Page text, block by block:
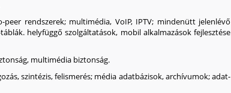
peer rendszerek; multimédia, VoIP, IPTV; mindenütt jelenlévő
helyfüggő szolgáltatások, mobil alkalmazások fejlesztése
multimédia biztonság.
szintézis, felismerés; média adatbázisok, archívumok; adat-